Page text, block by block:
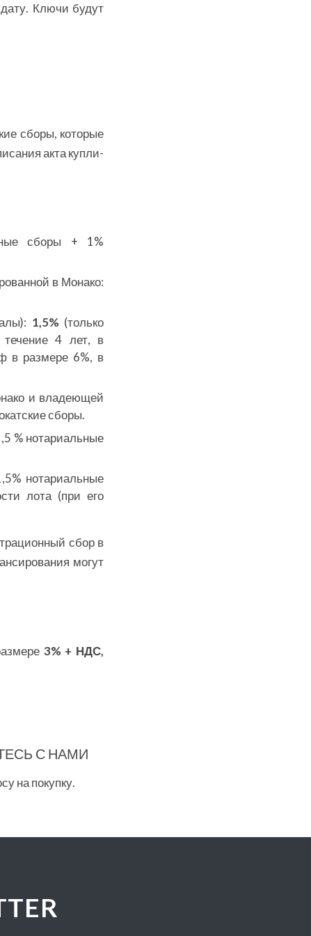
Ключи будут
сборы, которые
акта купли-
сборы + 1%
в Монако:
1,5% (только
течение 4 лет, в
в размере 6%, в
и владеющей
сборы.
% нотариальные
нотариальные
лота (при его
сбор в
могут
3% + НДС,
С НАМИ
на покупку.